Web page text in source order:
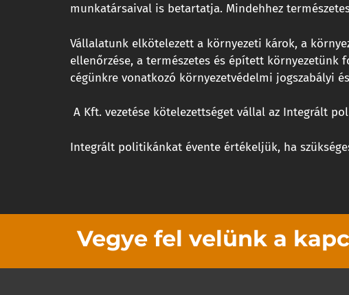
munkatársaival is betartatja. Mindehhez
Vállalatunk elkötelezett a környezeti károk, a
ellenőrzése, a természetes és épített környezetünk
cégünkre vonatkozó környezetvédelmi jogszabályi
A Kft. vezetése kötelezettséget vállal az Integrált
Integrált politikánkat évente értékeljük, ha
Vegye fel velünk a